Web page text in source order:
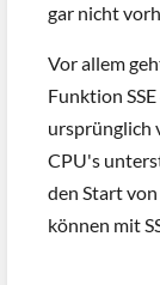
gar nicht
Vor allem
Funktion
ursprünglich
CPU's
den Start
können mit